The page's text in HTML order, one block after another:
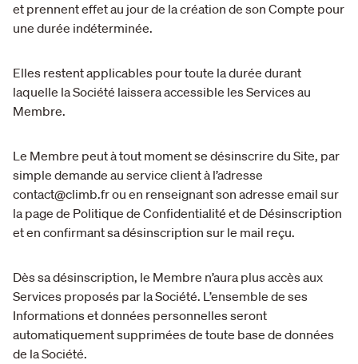
et prennent effet au jour de la création de son Compte pour
une durée indéterminée.
Elles restent applicables pour toute la durée durant
laquelle la Société laissera accessible les Services au
Membre.
Le Membre peut à tout moment se désinscrire du Site, par
simple demande au service client à l’adresse
contact@climb.fr ou en renseignant son adresse email sur
la page de Politique de Confidentialité et de Désinscription
et en confirmant sa désinscription sur le mail reçu.
Dès sa désinscription, le Membre n’aura plus accès aux
Services proposés par la Société. L’ensemble de ses
Informations et données personnelles seront
automatiquement supprimées de toute base de données
de la Société.